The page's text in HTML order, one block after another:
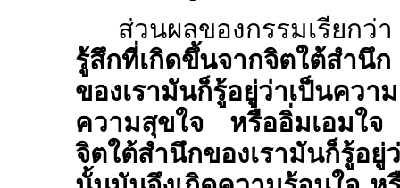
ส่วนผลของกรรมเรียกว่
รู้สึกที่เกิดขึ้นจากจิตใต้สำนึก
ของเรามันก็รู้อยู่ว่าเป็นคว
ความสุขใจ หรืออิ่มเอมใ
จิตใต้สำนึกของเรามันก็รู้อ